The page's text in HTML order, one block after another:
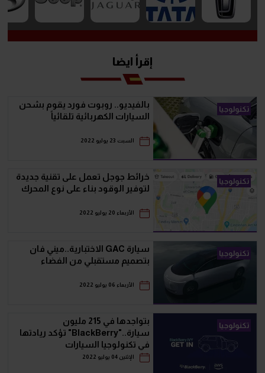
إقرأ ايضا
تكنولوجيا
بالفيديو.. روبوت فورد يقوم بشحن
السيارات الكهربائية تلقائياً
السبت 23 يوليو 2022
تكنولوجيا
خرائط جوجل تعمل على تقنية جديدة
لتوفير الوقود بناء على نوع المحرك
الأربعاء 20 يوليو 2022
تكنولوجيا
سيارة GAC الاختبارية..ميني فان
بتصميم مستقبلي من الفضاء
الأربعاء 06 يوليو 2022
تكنولوجيا
بتواجدها في 215 مليون
سيارة.."BlackBerry" تؤكد ريادتها
في تكنولوجيا السيارات
الإثنين 04 يوليو 2022